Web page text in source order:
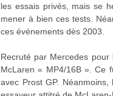
les essais privés, mais se
mener à bien ces tests.
ces événements dès 2003.
Recruté par Mercedes
McLaren « MP4/16B ». Ce
avec Prost GP.